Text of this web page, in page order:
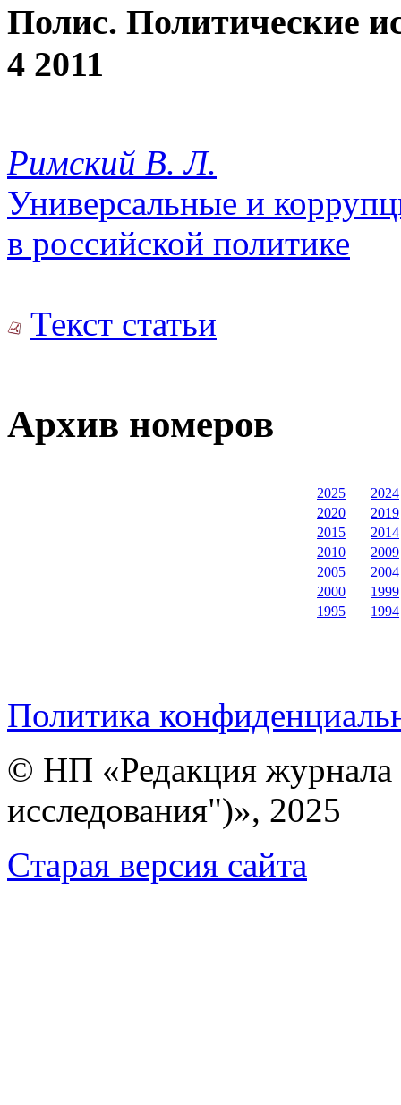
Полис. Политические
4 2011
Римский В. Л.
Универсальные и
в российской политике
Текст статьи
Архив номеров
2025
2024
2020
2019
2015
2014
2010
2009
2005
2004
2000
1999
1995
1994
Политика
© НП «Редакция
исследования")», 2025
Cтарая версия сайта